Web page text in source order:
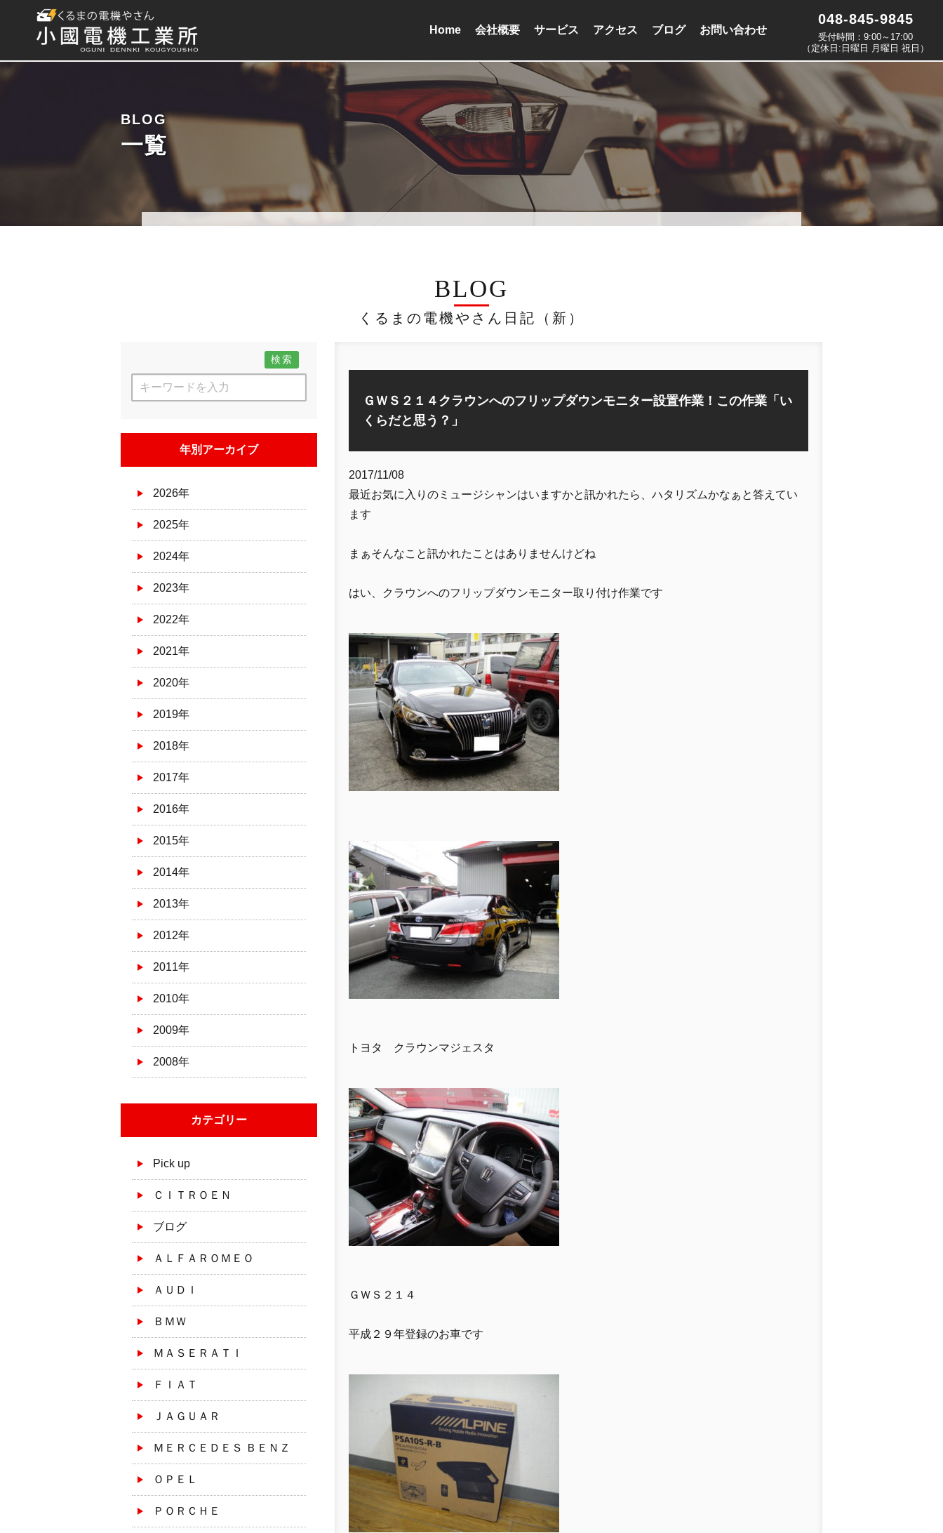
Home 会社概要 サービス アクセス ブログ お問い合わせ
048-845-9845
受付時間：9:00～17:00
（定休日:日曜日 月曜日 祝日）
BLOG
一覧
BLOG
くるまの電機やさん日記（新）
検索
年別アーカイブ
2026年
2025年
2024年
2023年
2022年
2021年
2020年
2019年
2018年
2017年
2016年
2015年
2014年
2013年
2012年
2011年
2010年
2009年
2008年
カテゴリー
Pick up
ＣＩＴＲＯＥＮ
ブログ
ＡＬＦＡＲＯＭＥＯ
ＡＵＤＩ
ＢＭＷ
ＭＡＳＥＲＡＴＩ
ＦＩＡＴ
ＪＡＧＵＡＲ
ＭＥＲＣＥＤＥＳ ＢＥＮＺ
ＯＰＥＬ
ＰＯＲＣＨＥ
ＧＷＳ２１４クラウンへのフリップダウンモニター設置作業！この作業「い
くらだと思う？」
2017/11/08
最近お気に入りのミュージシャンはいますかと訊かれたら、ハタリズムかなぁと答えてい
ます
まぁそんなこと訊かれたことはありませんけどね
はい、クラウンへのフリップダウンモニター取り付け作業です
トヨタ クラウンマジェスタ
ＧＷＳ２１４
平成２９年登録のお車です